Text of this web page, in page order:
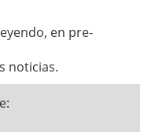
en pre-
noticias.